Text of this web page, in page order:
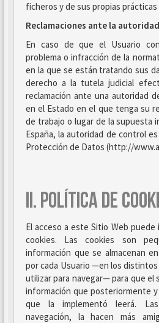
ficheros y de sus propias prácticas
Reclamaciones ante la
En caso de que el Usuario
problema o infracción de la
en la que se están tratando sus
derecho a la tutela judicial
reclamación ante una autoridad
en el Estado en el que tenga su
de trabajo o lugar de la supuesta
España, la autoridad de control
Protección de Datos (http://
II. POLÍTICA DE
El acceso a este Sitio Web puede
cookies. Las cookies son
información que se almacenan
por cada Usuario —en los
utilizar para navegar— para que el
información que posteriormente
que la implementó leerá.
navegación, la hacen más